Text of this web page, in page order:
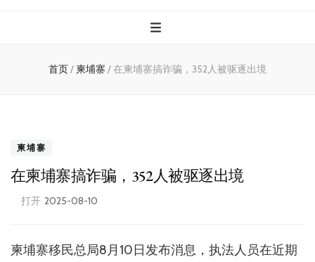
首页/ 柬埔寨 /在柬埔寨搞诈骗，352人被驱逐出境
柬埔寨
在柬埔寨搞诈骗，352人被驱逐出境
打开 2025-08-10
柬埔寨移民总局8月10日发布消息，执法人员在近期